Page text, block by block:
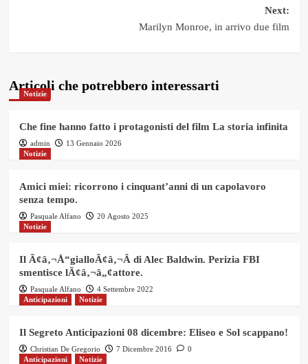
Next:
Marilyn Monroe, in arrivo due film
Articoli che potrebbero interessarti
Notizie
Che fine hanno fatto i protagonisti del film La storia infinita
admin
13 Gennaio 2026
Notizie
Amici miei: ricorrono i cinquant’anni di un capolavoro
senza tempo.
Pasquale Alfano
20 Agosto 2025
Notizie
Il Ã¢â‚¬Å“gialloÃ¢â‚¬Â di Alec Baldwin. Perizia FBI
smentisce lÃ¢â‚¬â„¢attore.
Pasquale Alfano
4 Settembre 2022
Anticipazioni
Notizie
Il Segreto Anticipazioni 08 dicembre: Eliseo e Sol scappano!
Christian De Gregorio 7 Dicembre 2016
0
Anticipazioni
Notizie